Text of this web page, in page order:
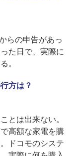
らの申告があっ
た日で、実際に
。
方は？
とは出来ない。
高額な家電を購
ドコモのシステ